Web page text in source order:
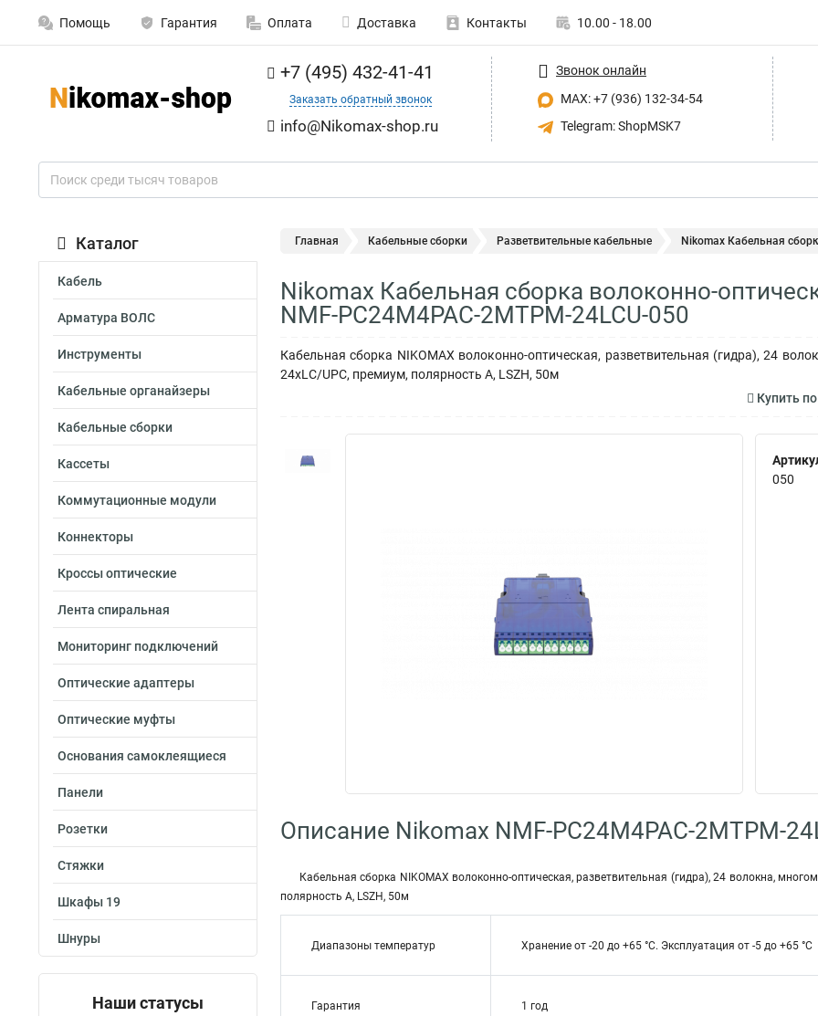
Помощь Гарантия Оплата Доставка Контакты 10.00 - 18.00
+7 (495) 432-41-41
Заказать обратный звонок
info@Nikomax-shop.ru
Звонок онлайн
MAX: +7 (936) 132-34-54
Telegram: ShopMSK7
Каталог
Кабель
Арматура ВОЛС
Инструменты
Кабельные органайзеры
Кабельные сборки
Кассеты
Коммутационные модули
Коннекторы
Кроссы оптические
Лента спиральная
Мониторинг подключений
Оптические адаптеры
Оптические муфты
Основания самоклеящиеся
Панели
Розетки
Стяжки
Шкафы 19
Шнуры
Наши статусы
Главная Кабельные сборки Разветвительные кабельные Nikomax Кабельная
Nikomax Кабельная сборка волоконно-
NMF-PC24M4PAC-2MTPM-24LCU-050
Кабельная сборка NIKOMAX волоконно-оптическая, разветвительная (гидра), 24
24xLC/UPC, премиум, полярность А, LSZH, 50м
Купить
050
Описание Nikomax NMF-PC24M4PAC-2MTPM-
Кабельная сборка NIKOMAX волоконно-оптическая, разветвительная (гидра), 24 волокна,
полярность А, LSZH, 50м
Диапазоны температур Хранение от -20 до +65 °C. Эксплуатация от -5 до +65 °C
Гарантия 1 год